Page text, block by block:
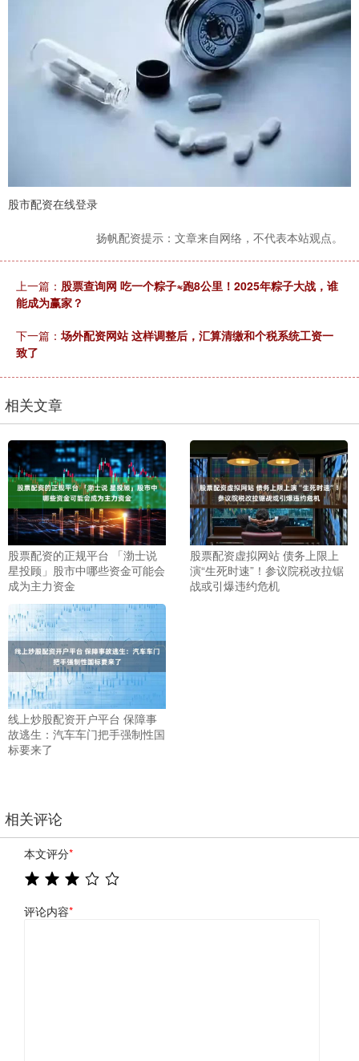
股市配资在线登录
扬帆配资提示：文章来自网络，不代表本站观点。
上一篇： 股票查询网 吃一个粽子≈跑8公里！2025年粽子大战，谁
能成为赢家？
下一篇：场外配资网站 这样调整后，汇算清缴和个税系统工资一
致了
相关文章
股票配资的正规平台 「渤士说
星投顾」股市中哪些资金可能会
成为主力资金
股票配资虚拟网站 债务上限上
演“生死时速”！参议院税改拉锯
战或引爆违约危机
线上炒股配资开户平台 保障事
故逃生：汽车车门把手强制性国
标要来了
相关评论
本文评分*
评论内容*